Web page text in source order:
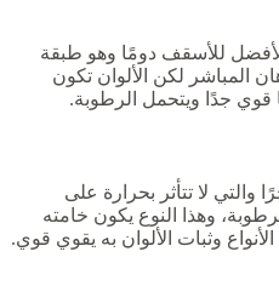
للأسقف دومًا وهو طبقة
المباشر لكن الألوان تكون
قوي جدًا ويتحمل الرطوبة.
لا تتأثر بحرارة على
وهذا النوع يكون خامته
وثبات الألوان به يقوي قوي.